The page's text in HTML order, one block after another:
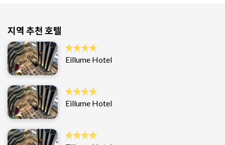
지역 추천 호텔
Eillume Hotel
Eillume Hotel